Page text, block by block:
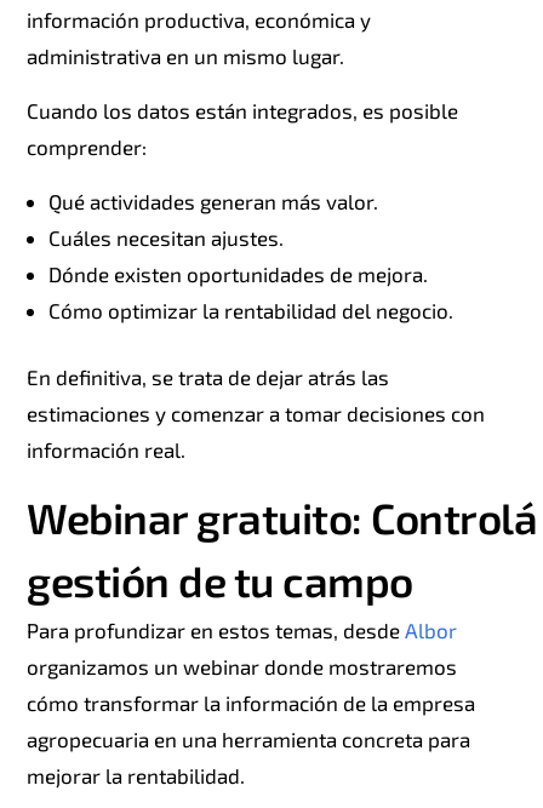
información productiva, económica y
administrativa en un mismo lugar.
Cuando los datos están integrados, es posible
comprender:
Qué actividades generan más valor.
Cuáles necesitan ajustes.
Dónde existen oportunidades de mejora.
Cómo optimizar la rentabilidad del negocio.
En definitiva, se trata de dejar atrás las
estimaciones y comenzar a tomar decisiones con
información real.
Webinargratuito: Controlá
gestión de tu campo
Para profundizar en estos temas, desdeAlbor
organizamos un webinar donde mostraremos
cómo transformar la información de la empresa
agropecuaria en una herramienta concreta para
mejorar la rentabilidad.